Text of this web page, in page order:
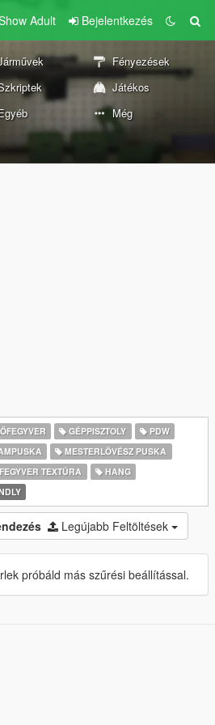
Adult Bejelentkezés
Fényezések
Játékos
Még
GÉPPISZTOLY
PDW
MESTERLÖVÉSZ PUSKA
TEXTÚRA
HANG
Legújabb Feltöltések
próbáld más szűrési beállítással.